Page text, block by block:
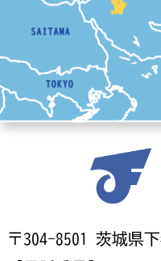
〒304-8501 茨城県